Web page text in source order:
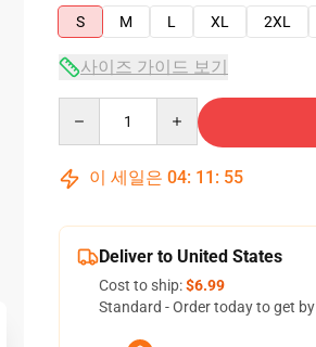
S
M L XL 2XL
사이즈 가이드 보기
이 세일은 04: 11 : 54
Deliver to United States
Cost to ship:$6.99
Standard - Order today to get by